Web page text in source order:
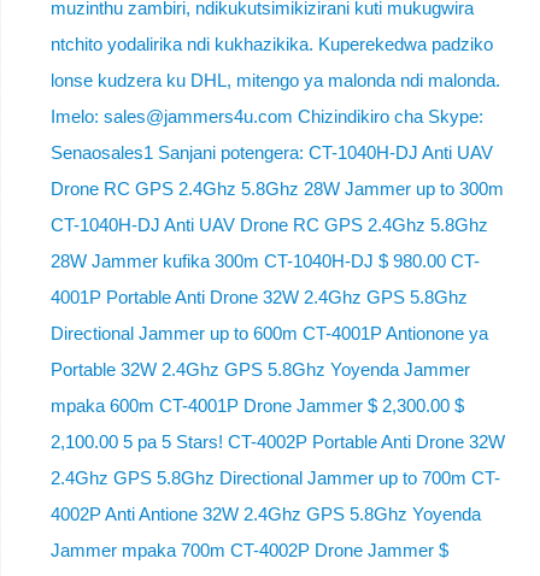
muzinthu zambiri, ndikukutsimikizirani kuti mukugwira
ntchito yodalirika ndi kukhazikika. Kuperekedwa padziko
lonse kudzera ku DHL, mitengo ya malonda ndi malonda.
Imelo: sales@jammers4u.com Chizindikiro cha Skype:
Senaosales1 Sanjani potengera: CT-1040H-DJ Anti UAV
Drone RC GPS 2.4Ghz 5.8Ghz 28W Jammer up to 300m
CT-1040H-DJ Anti UAV Drone RC GPS 2.4Ghz 5.8Ghz
28W Jammer kufika 300m CT-1040H-DJ $ 980.00 CT-
4001P Portable Anti Drone 32W 2.4Ghz GPS 5.8Ghz
Directional Jammer up to 600m CT-4001P Antionone ya
Portable 32W 2.4Ghz GPS 5.8Ghz Yoyenda Jammer
mpaka 600m CT-4001P Drone Jammer $ 2,300.00 $
2,100.00 5 pa 5 Stars! CT-4002P Portable Anti Drone 32W
2.4Ghz GPS 5.8Ghz Directional Jammer up to 700m CT-
4002P Anti Antione 32W 2.4Ghz GPS 5.8Ghz Yoyenda
Jammer mpaka 700m CT-4002P Drone Jammer $